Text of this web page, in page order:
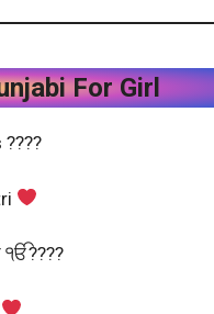
For Girl
ੴ????